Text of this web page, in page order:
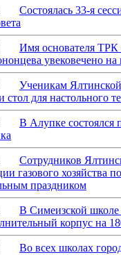
Состоялась 33-я
Имя основателя
увековечено на
Ученикам
для настольного
В Алупке состоялся
Сотрудников
газового хозяйства
праздником
В Симеизской школе
корпус на
Во всех школах